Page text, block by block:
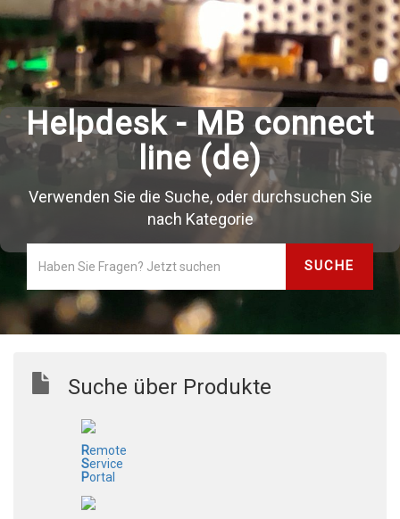
Helpdesk - MB connect
line (de)
Verwenden Sie die Suche, oder durchsuchen Sie
nach Kategorie
Suche über Produkte
Remote
Service
Portal